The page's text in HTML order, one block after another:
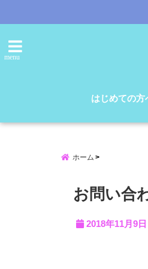
menu
はじめての方
ホーム
お問い合
2018年11月9日